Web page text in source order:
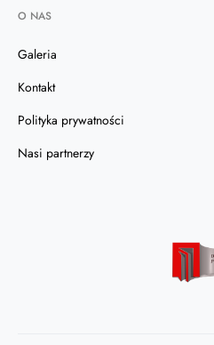
O NAS
Galeria
Kontakt
Polityka prywatności
Nasi partnerzy